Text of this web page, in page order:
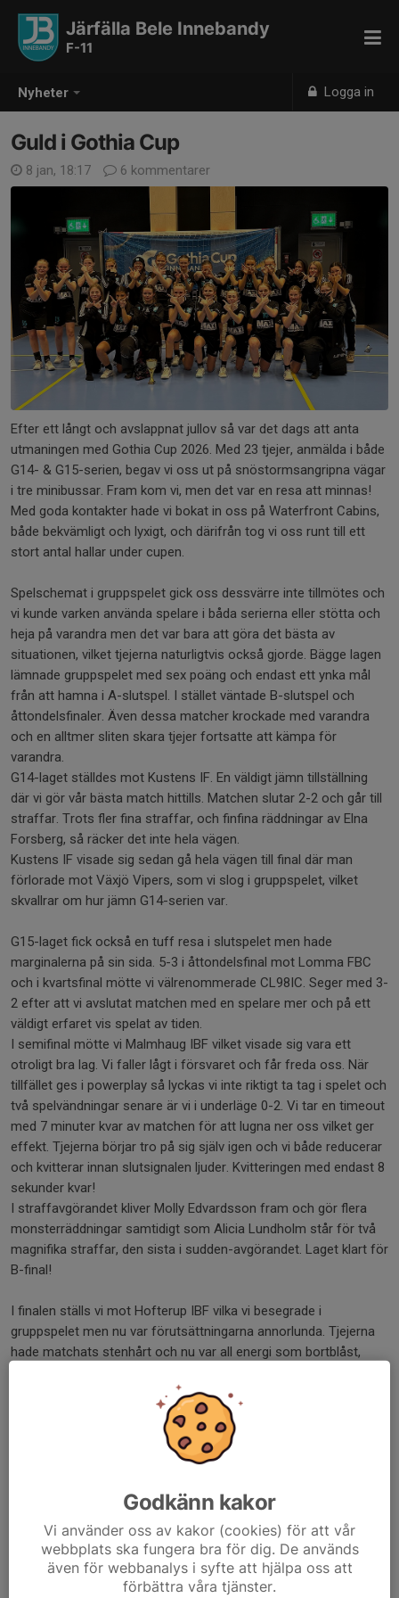
Nyheter Logga in
Järfälla Bele Innebandy
F-11
Guld i Gothia Cup
8 jan, 18:17 6 kommentarer
Efter ett långt och avslappnat jullov så var det dags att anta
utmaningen med Gothia Cup 2026. Med 23 tjejer, anmälda i både
G14- & G15-serien, begav vi oss ut på snöstormsangripna vägar
i tre minibussar. Fram kom vi, men det var en resa att minnas!
Med goda kontakter hade vi bokat in oss på Waterfront Cabins,
både bekvämligt och lyxigt, och därifrån tog vi oss runt till ett
stort antal hallar under cupen.
Spelschemat i gruppspelet gick oss dessvärre inte tillmötes och
vi kunde varken använda spelare i båda serierna eller stötta och
heja på varandra men det var bara att göra det bästa av
situationen, vilket tjejerna naturligtvis också gjorde. Bägge lagen
lämnade gruppspelet med sex poäng och endast ett ynka mål
från att hamna i A-slutspel. I stället väntade B-slutspel och
åttondelsfinaler. Även dessa matcher krockade med varandra
och en alltmer sliten skara tjejer fortsatte att kämpa för
varandra.
G14-laget ställdes mot Kustens IF. En väldigt jämn tillställning
där vi gör vår bästa match hittills. Matchen slutar 2-2 och går till
straffar. Trots fler fina straffar, och finfina räddningar av Elna
Forsberg, så räcker det inte hela vägen.
Kustens IF visade sig sedan gå hela vägen till final där man
förlorade mot Växjö Vipers, som vi slog i gruppspelet, vilket
skvallrar om hur jämn G14-serien var.
G15-laget fick också en tuff resa i slutspelet men hade
marginalerna på sin sida. 5-3 i åttondelsfinal mot Lomma FBC
och i kvartsfinal mötte vi välrenommerade CL98IC. Seger med 3-
2 efter att vi avslutat matchen med en spelare mer och på ett
väldigt erfaret vis spelat av tiden.
I semifinal mötte vi Malmhaug IBF vilket visade sig vara ett
otroligt bra lag. Vi faller lågt i försvaret och får freda oss. När
tillfället ges i powerplay så lyckas vi inte riktigt ta tag i spelet och
två spelvändningar senare är vi i underläge 0-2. Vi tar en timeout
med 7 minuter kvar av matchen för att lugna ner oss vilket ger
effekt. Tjejerna börjar tro på sig själv igen och vi både reducerar
och kvitterar innan slutsignalen ljuder. Kvitteringen med endast 8
sekunder kvar!
I straffavgörandet kliver Molly Edvardsson fram och gör flera
monsterräddningar samtidigt som Alicia Lundholm står för två
magnifika straffar, den sista i sudden-avgörandet. Laget klart för
B-final!
I finalen ställs vi mot Hofterup IBF vilka vi besegrade i
gruppspelet men nu var förutsättningarna annorlunda. Tjejerna
hade matchats stenhårt och nu var all energi som bortblåst,
sliter ont hela matchen och det är på ren vilja vi håller matchen
ut och ställningen 3-3 tar avgörandet till straffar. När de fem
ordinarie straffarna är genomförda står det 6-6 på tavlan, efter
mål från Filippa Bothén, Milla Stålesen och Stina Gustafsson.
chansen. Med ett psyke av stål gör hon ett konstmål och
lättnaden är total på JB-läktaren. Den efterföljande straffen
räddar Molly och laget, som nu fyllts på med alla tjejer från G14,
forsar in på planen och firar i bästa TV-pucksanda. Guld i Gothia
Cup, B-slutspel för flickor födda 2010, är ett faktum!
Godkänn kakor
Vi använder oss av kakor (cookies) för att vår
webbplats ska fungera bra för dig. De används
även för webbanalys i syfte att hjälpa oss att
förbättra våra tjänster.